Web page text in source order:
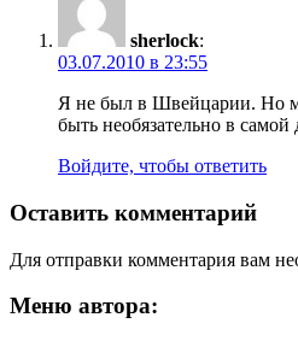
sherlock:
03.07.2010 в 23:55
Я не был в Швейцарии. Но
быть необязательно в
Войдите, чтобы ответить
Оставить комментарий
Для отправки комментария вам
Меню автора: